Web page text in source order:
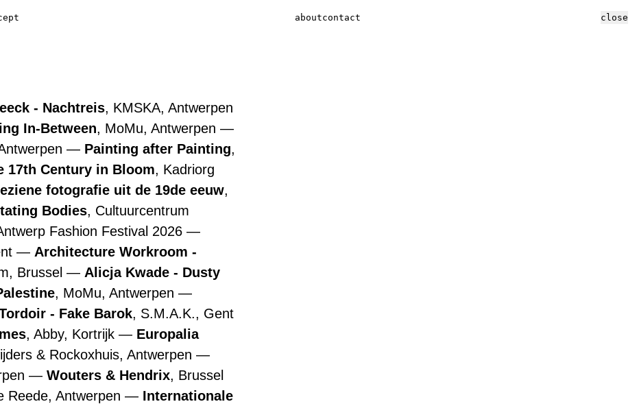
aboutcontact
- Nachtreis, KMSKA, Antwerpen
In-Between, MoMu, Antwerpen
Painting after Painting,
17th Century in Bloom, Kadriorg
fotografie uit de 19de eeuw,
Bodies, Cultuurcentrum
Fashion Festival 2026
Architecture Workroom -
Brussel
Alicja Kwade - Dusty
, MoMu, Antwerpen
- Fake Barok, S.M.A.K., Gent
, Abby, Kortrijk
Europalia
& Rockoxhuis, Antwerpen
Wouters & Hendrix, Brussel
Reede, Antwerpen
Internationale
close